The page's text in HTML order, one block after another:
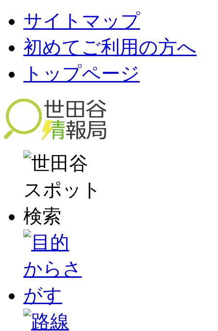
サイトマップ
初めてご利用の方へ
トップページ